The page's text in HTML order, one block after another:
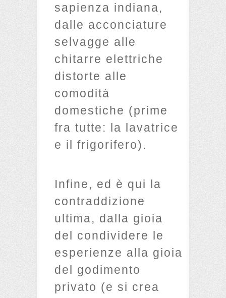
sapienza indiana,
dalle acconciature
selvagge alle
chitarre elettriche
distorte alle
comodità
domestiche (prime
fra tutte: la lavatrice
e il frigorifero).
Infine, ed è qui la
contraddizione
ultima, dalla gioia
del condividere le
esperienze alla gioia
del godimento
privato (e si crea